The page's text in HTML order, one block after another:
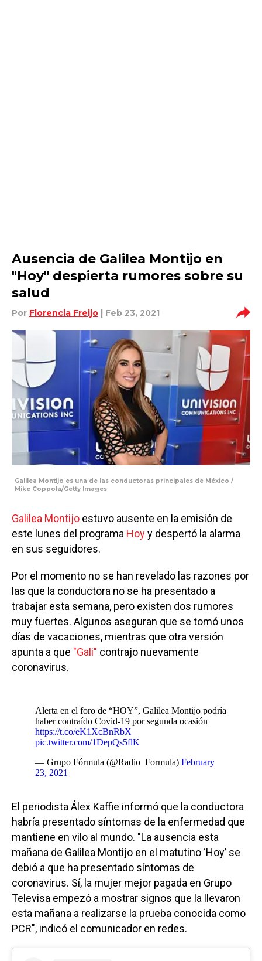
Ausencia de Galilea Montijo en
"Hoy" despierta rumores sobre su
salud
Por Florencia Freijo | Feb 23, 2021
Galilea Montijo es una de las conductoras principales de México /
Mike Coppola/Getty Images
Galilea Montijo estuvo ausente en la emisión de
este lunes del programa Hoyy despertó la alarma
en sus seguidores.
Por el momento no se han revelado las razones por
las que la conductora no se ha presentado a
trabajar esta semana, pero existen dos rumores
muy fuertes. Algunos aseguran que se tomó unos
días de vacaciones, mientras que otra versión
apunta a que "Gali" contrajo nuevamente
coronavirus.
Alerta en el foro de “HOY”, Galilea Montijo podría
haber contraído Covid-19 por segunda ocasión
https://t.co/eK1XcBnRbX
pic.twitter.com/1DepQs5flK
— Grupo Fórmula (@Radio_Formula) February
23, 2021
El periodista Álex Kaffie informó que la conductora
habría presentado síntomas de la enfermedad que
mantiene en vilo al mundo. "La ausencia esta
mañana de Galilea Montijo en el matutino ‘Hoy’ se
debió a que ha presentado síntomas de
coronavirus. Sí, la mujer mejor pagada en Grupo
Televisa empezó a mostrar signos que la llevaron
esta mañana a realizarse la prueba conocida como
PCR", indicó el comunicador en redes.